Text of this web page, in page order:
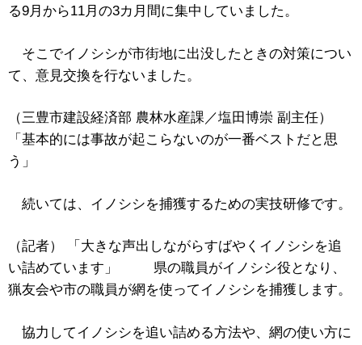
る9月から11月の3カ月間に集中していました。
そこでイノシシが市街地に出没したときの対策につい
て、意見交換を行ないました。
（三豊市建設経済部 農林水産課／塩田博崇 副主任）
「基本的には事故が起こらないのが一番ベストだと思
う」
続いては、イノシシを捕獲するための実技研修です。
（記者） 「大きな声出しながらすばやくイノシシを追
い詰めています」 県の職員がイノシシ役となり、
猟友会や市の職員が網を使ってイノシシを捕獲します。
協力してイノシシを追い詰める方法や、網の使い方に